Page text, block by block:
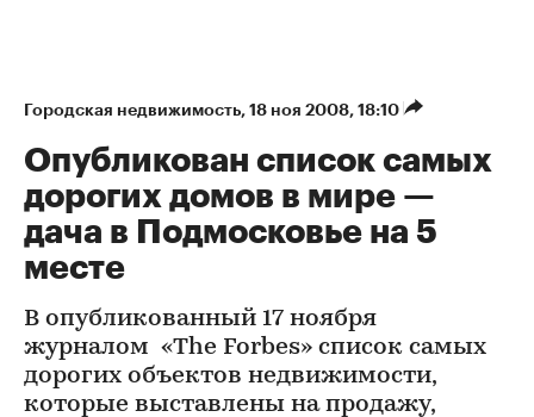
Городская недвижимость⁠, 18 ноя 2008, 18:10
Опубликован список самых
дорогих домов в мире —
дача в Подмосковье на 5
месте
В опубликованный 17 ноября
журналом «The Forbes» список самых
дорогих объектов недвижимости,
которые выставлены на продажу,